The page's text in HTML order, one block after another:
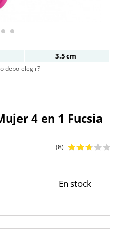
3.5 cm
debo elegir?
4 en 1 Fucsia
(8)
En stock